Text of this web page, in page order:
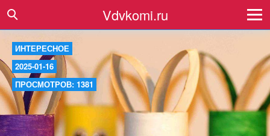
Vdvkomi.ru
ИНТЕРЕСНОЕ
2025-01-16
ПРОСМОТРОВ: 1381